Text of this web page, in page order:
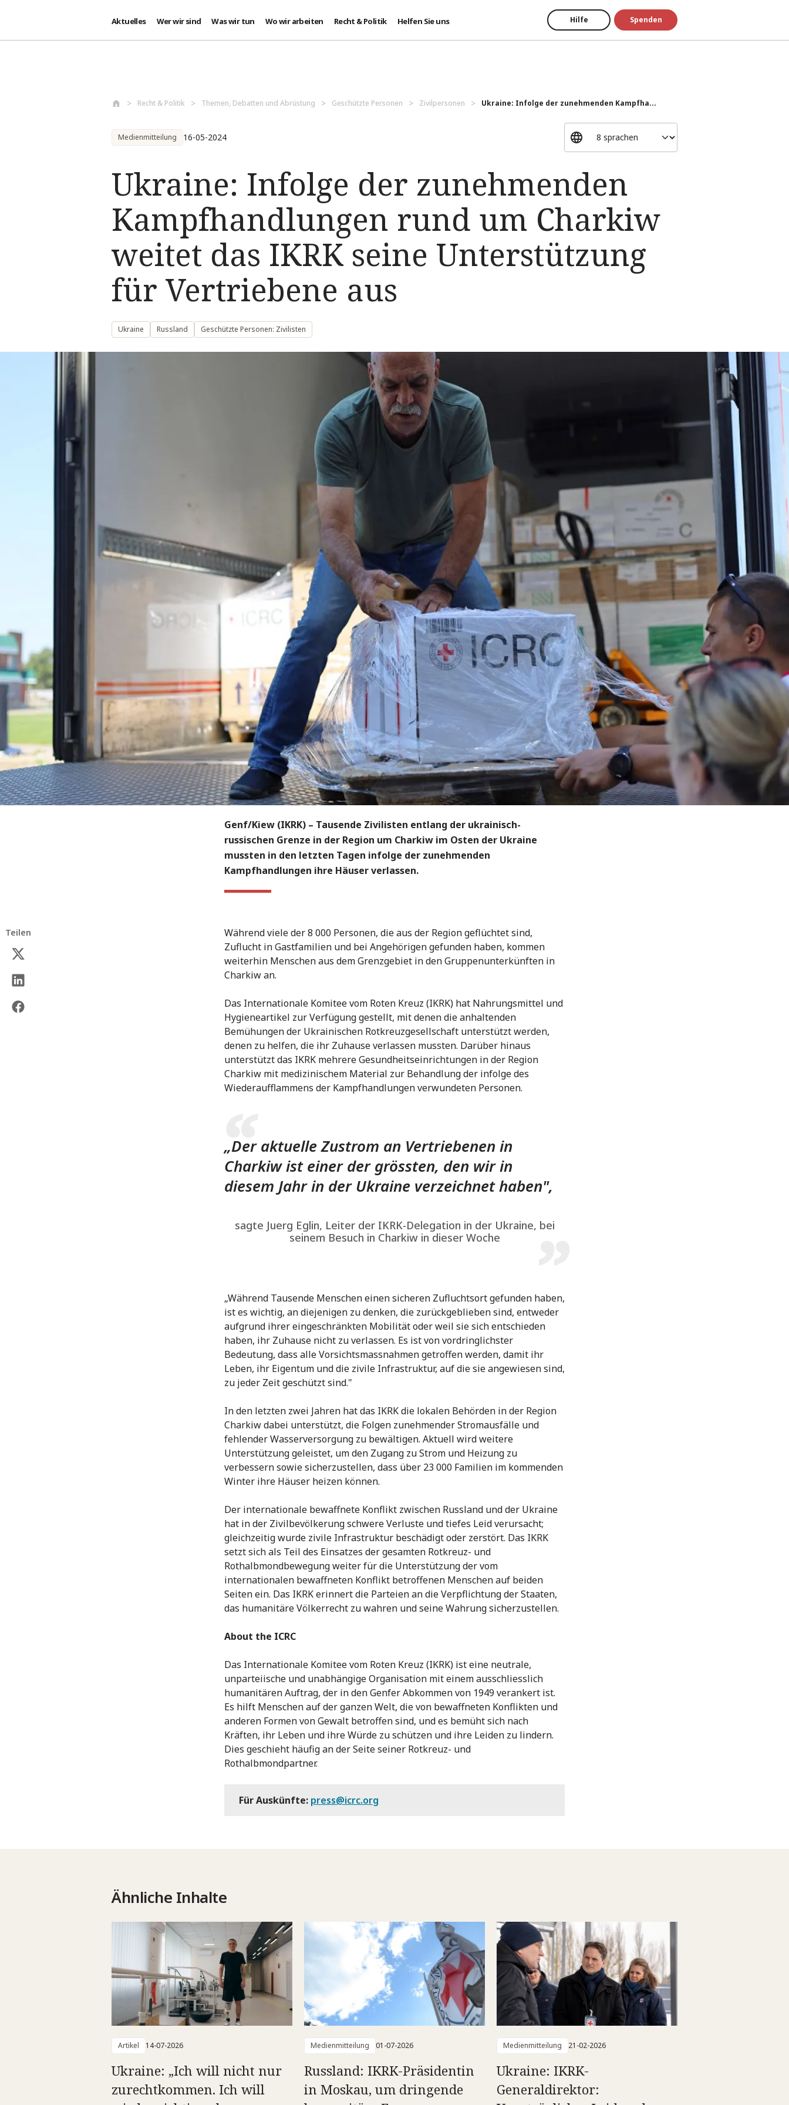
Aktuelles Wer wir sind Was wir tun Wo wir arbeiten Recht & Politik Helfen Sie uns Hilfe Spenden
Recht & Politik Themen, Debatten und Abrüstung Geschützte Personen Zivilpersonen Ukraine: Infolge der zunehmenden Kampfha...
Medienmitteilung 16-05-2024
Ukraine: Infolge der zunehmenden
Kampfhandlungen rund um Charkiw
weitet das IKRK seine Unterstützung
für Vertriebene aus
Ukraine Russland Geschützte Personen: Zivilisten
Genf/Kiew (IKRK) – Tausende Zivilisten entlang der ukrainisch-
russischen Grenze in der Region um Charkiw im Osten der Ukraine
mussten in den letzten Tagen infolge der zunehmenden
Kampfhandlungen ihre Häuser verlassen.
Teilen
Während viele der 8 000 Personen, die aus der Region geflüchtet sind,
Zuflucht in Gastfamilien und bei Angehörigen gefunden haben, kommen
weiterhin Menschen aus dem Grenzgebiet in den Gruppenunterkünften in
Charkiw an.
Das Internationale Komitee vom Roten Kreuz (IKRK) hat Nahrungsmittel und
Hygieneartikel zur Verfügung gestellt, mit denen die anhaltenden
Bemühungen der Ukrainischen Rotkreuzgesellschaft unterstützt werden,
denen zu helfen, die ihr Zuhause verlassen mussten. Darüber hinaus
unterstützt das IKRK mehrere Gesundheitseinrichtungen in der Region
Charkiw mit medizinischem Material zur Behandlung der infolge des
Wiederaufflammens der Kampfhandlungen verwundeten Personen.
„Der aktuelle Zustrom an Vertriebenen in
Charkiw ist einer der grössten, den wir in
diesem Jahr in der Ukraine verzeichnet haben",
sagte Juerg Eglin, Leiter der IKRK-Delegation in der Ukraine, bei
seinem Besuch in Charkiw in dieser Woche
„Während Tausende Menschen einen sicheren Zufluchtsort gefunden haben,
ist es wichtig, an diejenigen zu denken, die zurückgeblieben sind, entweder
aufgrund ihrer eingeschränkten Mobilität oder weil sie sich entschieden
haben, ihr Zuhause nicht zu verlassen. Es ist von vordringlichster
Bedeutung, dass alle Vorsichtsmassnahmen getroffen werden, damit ihr
Leben, ihr Eigentum und die zivile Infrastruktur, auf die sie angewiesen sind,
zu jeder Zeit geschützt sind."
In den letzten zwei Jahren hat das IKRK die lokalen Behörden in der Region
Charkiw dabei unterstützt, die Folgen zunehmender Stromausfälle und
fehlender Wasserversorgung zu bewältigen. Aktuell wird weitere
Unterstützung geleistet, um den Zugang zu Strom und Heizung zu
verbessern sowie sicherzustellen, dass über 23 000 Familien im kommenden
Winter ihre Häuser heizen können.
Der internationale bewaffnete Konflikt zwischen Russland und der Ukraine
hat in der Zivilbevölkerung schwere Verluste und tiefes Leid verursacht;
gleichzeitig wurde zivile Infrastruktur beschädigt oder zerstört. Das IKRK
setzt sich als Teil des Einsatzes der gesamten Rotkreuz- und
Rothalbmondbewegung weiter für die Unterstützung der vom
internationalen bewaffneten Konflikt betroffenen Menschen auf beiden
Seiten ein. Das IKRK erinnert die Parteien an die Verpflichtung der Staaten,
das humanitäre Völkerrecht zu wahren und seine Wahrung sicherzustellen.
About the ICRC
Das Internationale Komitee vom Roten Kreuz (IKRK) ist eine neutrale,
unparteiische und unabhängige Organisation mit einem ausschliesslich
humanitären Auftrag, der in den Genfer Abkommen von 1949 verankert ist.
Es hilft Menschen auf der ganzen Welt, die von bewaffneten Konflikten und
anderen Formen von Gewalt betroffen sind, und es bemüht sich nach
Kräften, ihr Leben und ihre Würde zu schützen und ihre Leiden zu lindern.
Dies geschieht häufig an der Seite seiner Rotkreuz- und
Rothalbmondpartner.
Für Auskünfte: press@icrc.org
Ähnliche Inhalte
Artikel 14-07-2026
Ukraine: „Ich will nicht nur
zurechtkommen. Ich will
Medienmitteilung 01-07-2026
Russland: IKRK-Präsidentin
in Moskau, um dringende
Medienmitteilung 21-02-2026
Ukraine: IKRK-
Generaldirektor: